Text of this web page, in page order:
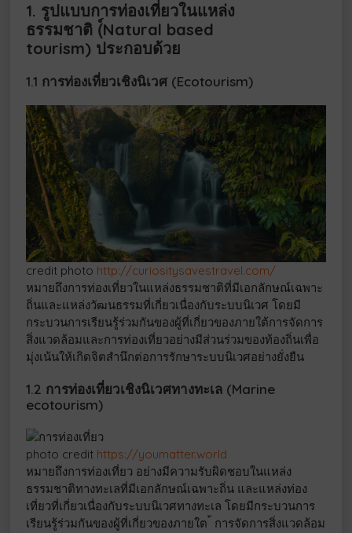
1. รูปแบบการท่องเที่ยวในแหล่ง
ธรรมชาติ (์Natural based
tourism) ประกอบด้วย
1.1 การท่องเที่ยวเชิงนิเวศ (Ecotourism)
credit photo http://curiositysavestravel.com/
หมายถึงการท่องเที่ยวในแหล่งธรรมชาติที่มีเอกลักษณ์เฉพาะ
ถิ่นและแหล่งวัฒนธรรมที่เกี่ยวเนื่องกับระบบนิเวศ โดยมี
กระบวนการเรียนรู้ร่วมกันของผู้ที่เกี่ยวของภายใต้การจัดการ
สิ่งแวดล้อมและการท่องเที่ยวอย่างมีส่วนร่วมของท้องถิ่นเพื่อ
มุ่งเน้นให้เกิดจิตสำนึกต่อการรักษาระบบนิเวศอย่างยั่งยืน
1.2 การท่องเที่ยวเชิงนิเวศทางทะเล (Marine
ecotourism)
photo credit https://youmatter.world
หมายถึงการท่องเที่ยว อย่างมีความรับผิดชอบในแหล่ง
ธรรมชาติทางทะเลที่มีเอกลักษณ์เฉพาะถิ่น และแหล่งท่อง
เที่ยวที่เกี่ยวเนื่องกับระบบนิเวศทางทะเล โดยมีกระบวนการ
เรียนรู้ร่วมกันของผู้ที่เกี่ยวของภายใต ้ การจัดการสิ่งแวดล้อม